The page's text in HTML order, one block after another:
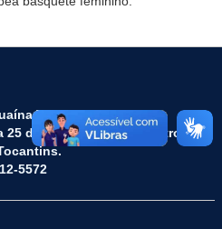
TO
de Dezembro, 52 - Centro
5572